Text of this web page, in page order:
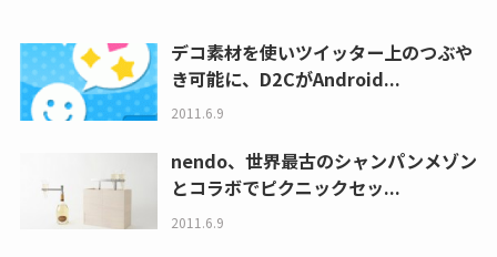
デコ素材を使いツイッター上のつぶや
き可能に、D2CがAndroid...
2011.6.9
nendo、世界最古のシャンパンメゾン
とコラボでピクニックセッ...
2011.6.9